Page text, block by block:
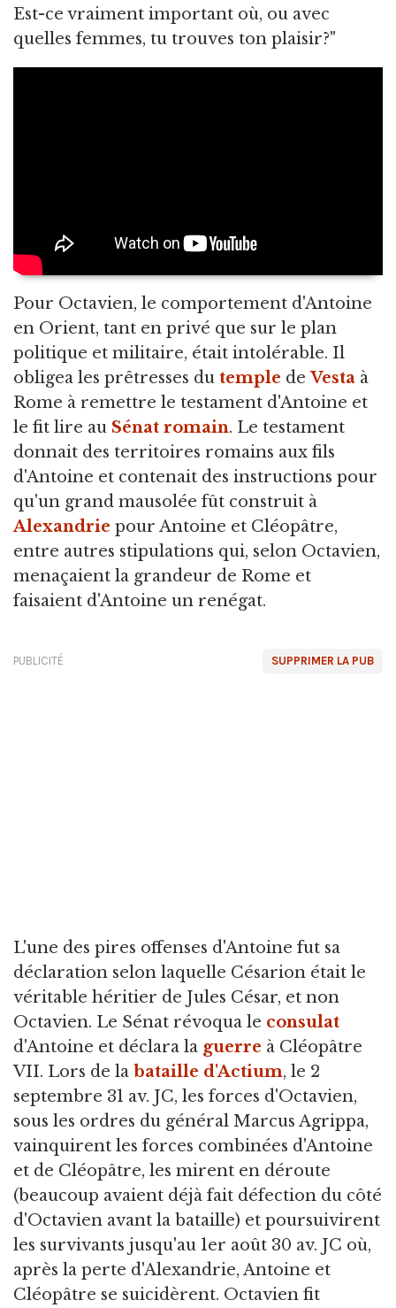
Est-ce vraiment important où, ou avec
quelles femmes, tu trouves ton plaisir?"
Pour Octavien, le comportement d'Antoine
en Orient, tant en privé que sur le plan
politique et militaire, était intolérable. Il
obligea les prêtresses du temple deVesta à
Rome à remettre le testament d'Antoine et
le fit lire au Sénat romain. Le testament
donnait des territoires romains aux fils
d'Antoine et contenait des instructions pour
qu'un grand mausolée fût construit à
Alexandrie pour Antoine et Cléopâtre,
entre autres stipulations qui, selon Octavien,
menaçaient la grandeur de Rome et
faisaient d'Antoine un renégat.
SUPPRIMER LA PUB
PUBLICITÉ
L'une des pires offenses d'Antoine fut sa
déclaration selon laquelle Césarion était le
véritable héritier de Jules César, et non
Octavien. Le Sénat révoqua le consulat
d'Antoine et déclara la guerre à Cléopâtre
VII. Lors de la bataille d'Actium, le 2
septembre 31 av. JC, les forces d'Octavien,
sous les ordres du général Marcus Agrippa,
vainquirent les forces combinées d'Antoine
et de Cléopâtre, les mirent en déroute
(beaucoup avaient déjà fait défection du côté
d'Octavien avant la bataille) et poursuivirent
les survivants jusqu'au 1er août 30 av. JC où,
après la perte d'Alexandrie, Antoine et
Cléopâtre se suicidèrent. Octavien fit